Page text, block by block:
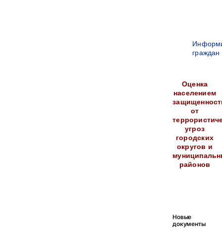
граждан
Оценка
населением
от
угроз
городских
округов и
районов
Новые
документы